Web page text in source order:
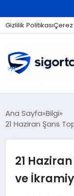
Gizlilik PolitikasıÇerez
SIGORTA
EKONOMI
Ana Sayfa Bilgi
21 Haziran Şans
21
ve